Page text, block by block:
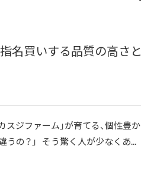
名買いする品質の高さと
ジファーム」が育てる、個性豊か
うの？」 そう驚く人が少なくあ...